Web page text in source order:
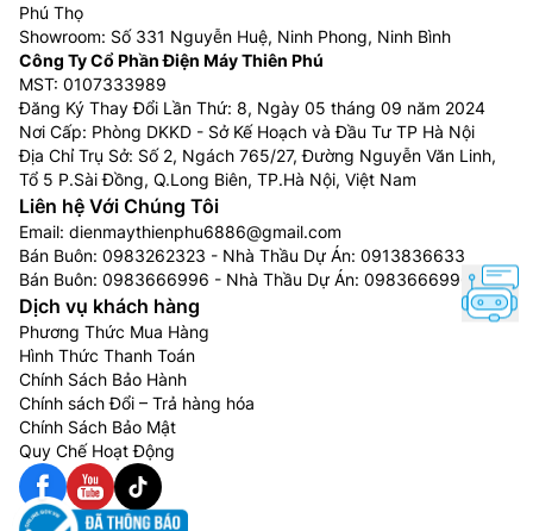
Phú Thọ
Showroom: Số 331 Nguyễn Huệ, Ninh Phong, Ninh Bình
Công Ty Cổ Phần Điện Máy Thiên Phú
MST: 0107333989
Đăng Ký Thay Đổi Lần Thứ: 8, Ngày 05 tháng 09 năm 2024
Nơi Cấp: Phòng DKKD - Sở Kế Hoạch và Đầu Tư TP Hà Nội
Địa Chỉ Trụ Sở: Số 2, Ngách 765/27, Đường Nguyễn Văn Linh,
Tổ 5 P.Sài Đồng, Q.Long Biên, TP.Hà Nội, Việt Nam
Liên hệ Với Chúng Tôi
Email: dienmaythienphu6886@gmail.com
Bán Buôn: 0983262323 - Nhà Thầu Dự Án: 0913836633
Bán Buôn: 0983666996 - Nhà Thầu Dự Án: 0983666996
Dịch vụ khách hàng
Phương Thức Mua Hàng
Hình Thức Thanh Toán
Chính Sách Bảo Hành
Chính sách Đổi – Trả hàng hóa
Chính Sách Bảo Mật
Quy Chế Hoạt Động